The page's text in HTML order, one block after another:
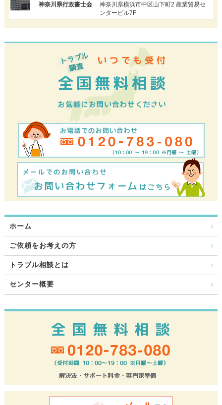
神奈川県行政書士会
神奈川県横浜市中区山下町2 産業貿易セ
ンタービル7F
ホーム
ご依頼をお考えの方
トラブル相談とは
センター概要